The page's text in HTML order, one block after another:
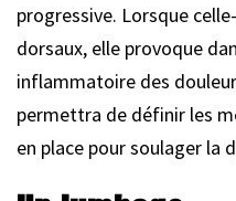
progressive. Lorsque
dorsaux, elle provoque
inflammatoire des
permettra de définir les
en place pour soulager la